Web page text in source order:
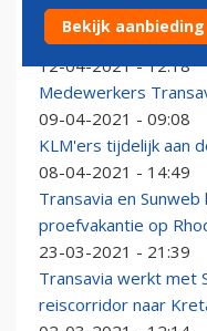
Transavia wil
Innsbruck
12-04-2021 - 12:18
Medewerkers
09-04-2021 - 09:08
KLM'ers tijdelijk aan
08-04-2021 - 14:49
Transavia en
proefvakantie op
23-03-2021 - 21:39
Transavia werkt met
reiscorridor naar
Bekijk aanbieding